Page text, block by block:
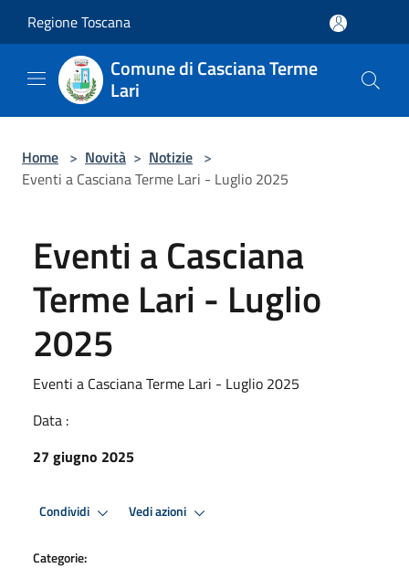
Regione Toscana
Comune di Casciana Terme
Lari
Home > Novità > Notizie >
Eventi a Casciana Terme Lari - Luglio 2025
Eventi a Casciana
Terme Lari - Luglio
2025
Eventi a Casciana Terme Lari - Luglio 2025
Data :
27 giugno 2025
Condividi Vedi azioni
Categorie: